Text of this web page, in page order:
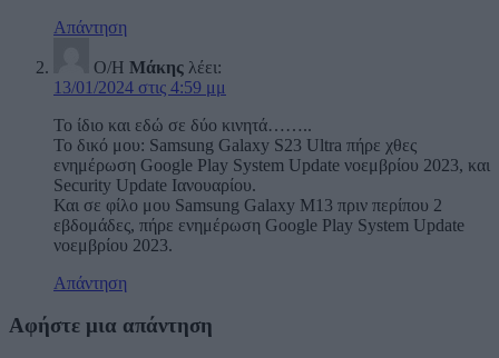
Απάντηση
Ο/Η Μάκης λέει:
13/01/2024 στις 4:59 μμ
To ίδιο και εδώ σε δύο κινητά……..
To δικό μου: Samsung Galaxy S23 Ultra πήρε χθες
ενημέρωση Google Play System Update νοεμβρίου 2023, και
Security Update Ιανουαρίου.
Και σε φίλο μου Samsung Galaxy Μ13 πριν περίπου 2
εβδομάδες, πήρε ενημέρωση Google Play System Update
νοεμβρίου 2023.
Απάντηση
Αφήστε μια απάντηση